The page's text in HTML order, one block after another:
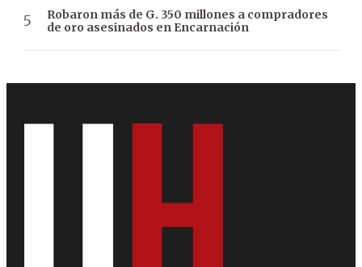
Robaron más de G. 350 millones a compradores
de oro asesinados en Encarnación